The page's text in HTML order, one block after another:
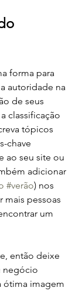
forma para
autoridade na
de seus
classificação
tópicos
chave
ao seu site ou
adicionar
#verão) nos
mais pessoas
um
então deixe
negócio
ótima imagem